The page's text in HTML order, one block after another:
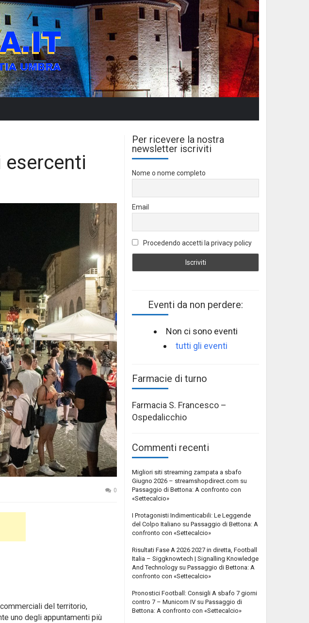
0
del territorio,
uno degli appuntamenti più
Per ricevere la nostra
newsletter iscriviti
Nome o nome completo
Email
Procedendo accetti la privacy policy
Eventi da non perdere:
Non ci sono eventi
tutti gli eventi
Farmacie di turno
Farmacia S. Francesco –
Ospedalicchio
Commenti recenti
Migliori siti streaming zampata a sbafo
Giugno 2026 – streamshopdirect.com su
Passaggio di Bettona: A confronto con
«Settecalcio»
I Protagonisti Indimenticabili: Le Leggende
del Colpo Italiano su Passaggio di Bettona: A
confronto con «Settecalcio»
Risultati Fase A 2026 2027 in diretta, Football
Italia – Siggknowtech | Signalling Knowledge
And Technology su Passaggio di Bettona: A
confronto con «Settecalcio»
Pronostici Football: Consigli A sbafo 7 giorni
contro 7 – Municorn IV su Passaggio di
Bettona: A confronto con «Settecalcio»